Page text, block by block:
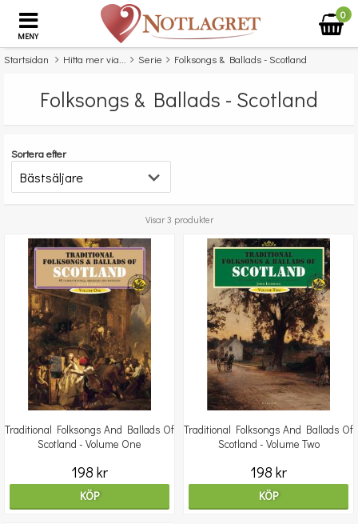
MENY
0
Startsidan Hitta mer via... Serie Folksongs & Ballads - Scotland
Folksongs & Ballads - Scotland
Sortera efter
Visar 3 produkter
Traditional Folksongs And Ballads Of
Scotland - Volume One
198 kr
KÖP
Traditional Folksongs And Ballads Of
Scotland - Volume Two
198 kr
KÖP